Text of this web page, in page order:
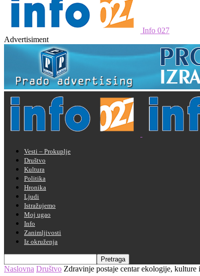
Info 027
Advertisiment
Vesti – Prokuplje
Društvo
Kultura
Politika
Hronika
Ljudi
Istražujemo
Moj ugao
Info
Zanimljivosti
Iz okruženja
Naslovna Društvo Zdravinje postaje centar ekologije,